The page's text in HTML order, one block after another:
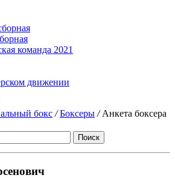
команда 2021
движении
бокс / Боксеры /Анкета боксера